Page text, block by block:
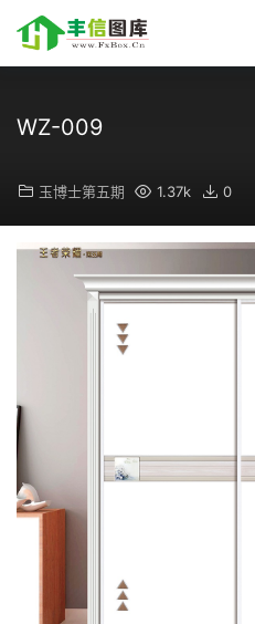
WZ-009
玉博士第五期 1.37k 0